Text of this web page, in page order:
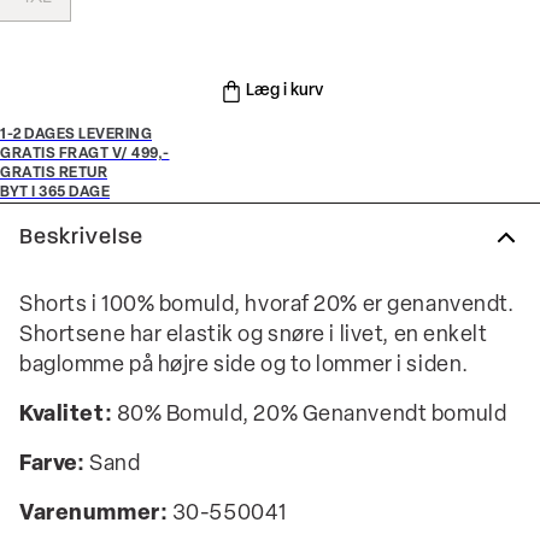
Læg i kurv
1-2 DAGES LEVERING
GRATIS FRAGT V/ 499,-
GRATIS RETUR
BYT I 365 DAGE
Beskrivelse
Shorts i 100% bomuld, hvoraf 20% er genanvendt.
Shortsene har elastik og snøre i livet, en enkelt
baglomme på højre side og to lommer i siden.
Kvalitet: 80% Bomuld, 20% Genanvendt bomuld
Farve: Sand
Varenummer: 30-550041